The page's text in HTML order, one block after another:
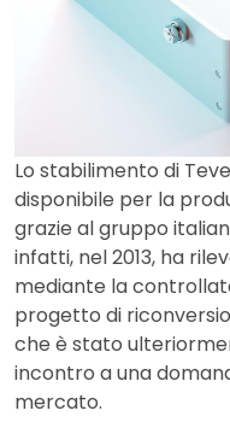
Lo stabilimento di
disponibile per la
grazie al gruppo
infatti, nel 2013, ha
mediante la
progetto di
che è stato
incontro a una
mercato.